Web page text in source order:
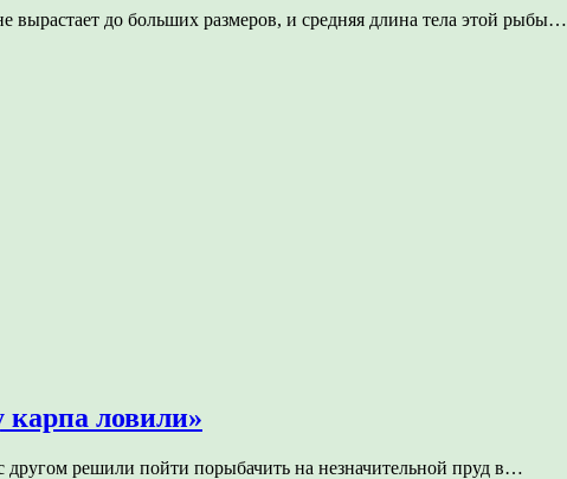
до больших размеров, и средняя длина тела этой рыбы…
ловили»
решили пойти порыбачить на незначительной пруд в…